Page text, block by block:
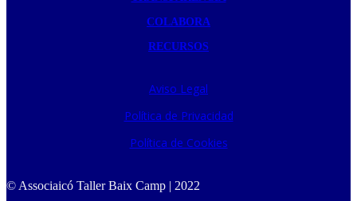
COLABORA
RECURSOS
Aviso Legal
Política de Privacidad
Política de Cookies
© Associaicó Taller Baix Camp | 2022